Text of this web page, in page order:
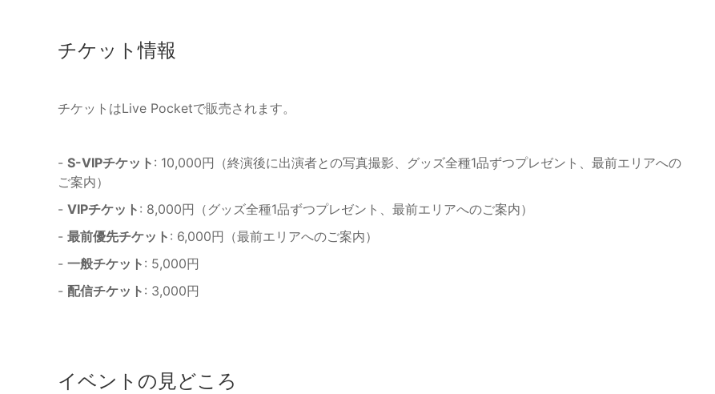
チケット情報
チケットはLive Pocketで販売されます。
- S-VIPチケット : 10,000円（終演後に出演者との写真撮影、グッズ全種1品ずつプレゼント、最前エリアへの
ご案内）
- VIPチケット : 8,000円（グッズ全種1品ずつプレゼント、最前エリアへのご案内）
- 最前優先チケット : 6,000円（最前エリアへのご案内）
- 一般チケット : 5,000円
- 配信チケット : 3,000円
イベントの見どころ